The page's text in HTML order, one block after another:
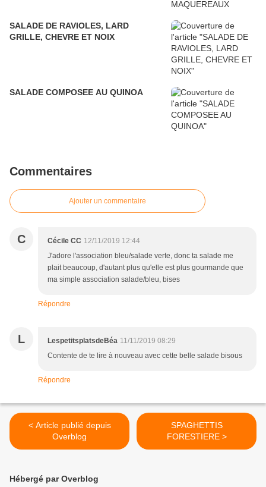
SALADE DE RAVIOLES, LARD
GRILLE, CHEVRE ET NOIX
SALADE COMPOSEE AU QUINOA
Commentaires
Ajouter un commentaire
C Cécile CC 12/11/2019 12:44
J'adore l'association bleu/salade verte, donc ta salade me
plait beaucoup, d'autant plus qu'elle est plus gourmande que
ma simple association salade/bleu, bises
Répondre
L LespetitsplatsdeBéa 11/11/2019 08:29
Contente de te lire à nouveau avec cette belle salade bisous
Répondre
< Article publié depuis
Overblog
SPAGHETTIS
FORESTIERE >
Hébergé par Overblog